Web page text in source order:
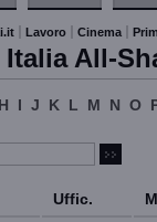
Lavoro Cinema
All-
H I J K L M N O
Uffic.